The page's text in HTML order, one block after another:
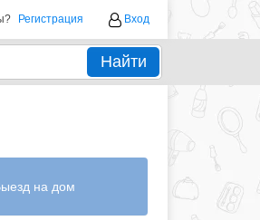
Регистрация Вход
Найти
на дом